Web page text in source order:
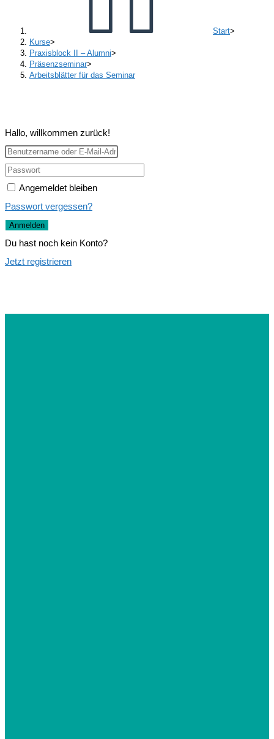
Start>
Kurse>
Praxisblock II – Alumni>
Präsenzseminar>
Arbeitsblätter für das Seminar
Hallo, willkommen zurück!
Angemeldet bleiben
Passwort vergessen?
Anmelden
Du hast noch kein Konto?
Jetzt registrieren